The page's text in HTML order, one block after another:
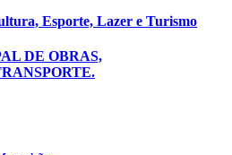
Esporte, Lazer e Turismo
DE OBRAS,